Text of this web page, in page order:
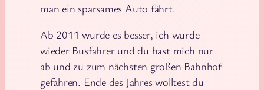
man ein sparsames Auto fährt.
Ab 2011 wurde es besser, ich wurde
wieder Busfahrer und du hast mich nur
ab und zu zum nächsten großen Bahnhof
gefahren. Ende des Jahres wolltest du